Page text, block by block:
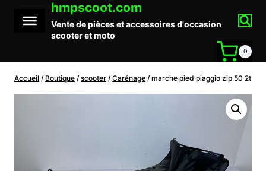
contenu
hmpscoot.com
Vente de pièces et accessoires d'occasion
scooter et moto
0
Accueil / Boutique / scooter / Carénage / marche pied piaggio zip 50 2t